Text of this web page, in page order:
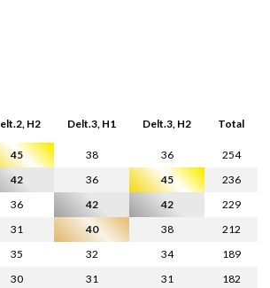
H2 Delt.3, H1 Delt.3, H2 Total
45 38 36
254
42 36 45
236
36 42 42
229
31 40 38
212
35 32 34
189
30 31 31
182